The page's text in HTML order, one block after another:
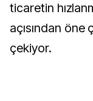
ticaretin
açısından
çekiyor.